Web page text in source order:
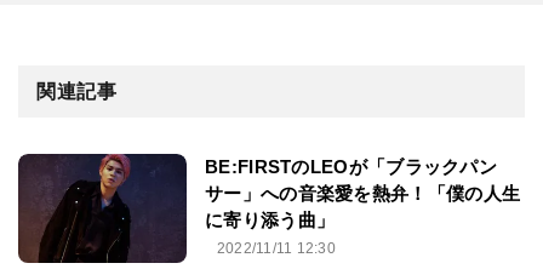
関連記事
BE:FIRSTのLEOが「ブラックパン
サー」への音楽愛を熱弁！「僕の人生
に寄り添う曲」
2022/11/11 12:30